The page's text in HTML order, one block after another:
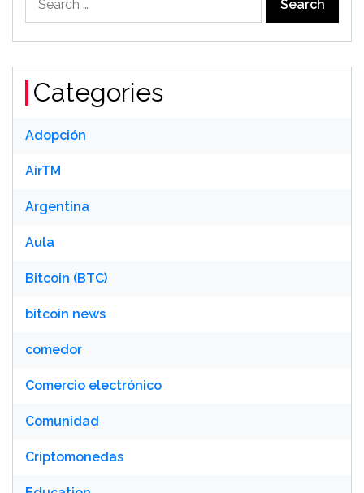
Categories
Adopción
AirTM
Argentina
Aula
Bitcoin (BTC)
bitcoin news
comedor
Comercio electrónico
Comunidad
Criptomonedas